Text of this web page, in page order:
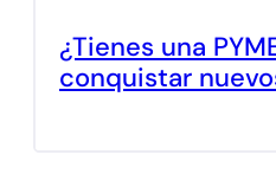
¿Tienes una
conquistar